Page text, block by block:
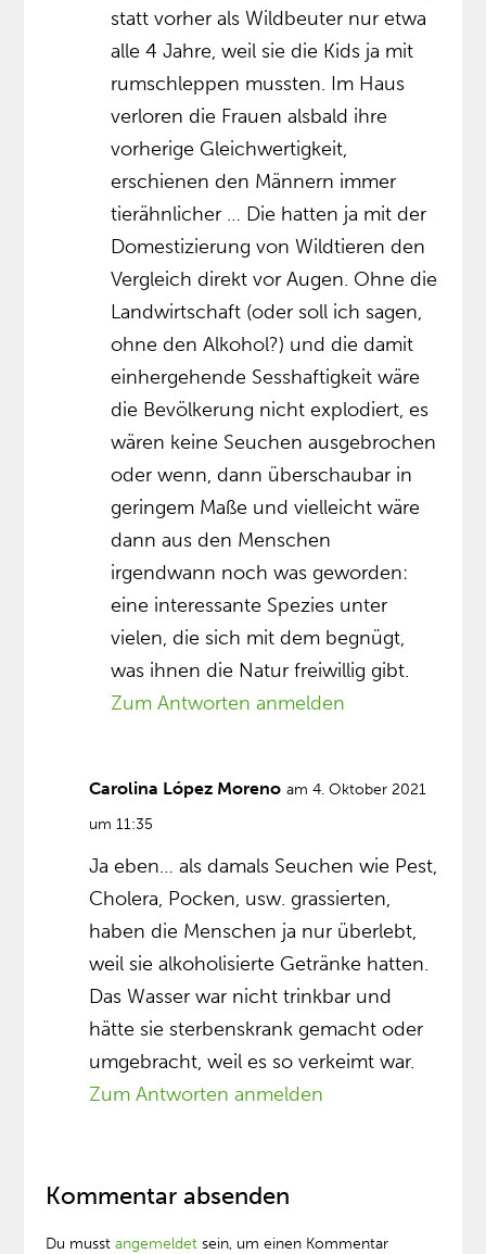
statt vorher als Wildbeuter nur etwa
alle 4 Jahre, weil sie die Kids ja mit
rumschleppen mussten. Im Haus
verloren die Frauen alsbald ihre
vorherige Gleichwertigkeit,
erschienen den Männern immer
tierähnlicher … Die hatten ja mit der
Domestizierung von Wildtieren den
Vergleich direkt vor Augen. Ohne die
Landwirtschaft (oder soll ich sagen,
ohne den Alkohol?) und die damit
einhergehende Sesshaftigkeit wäre
die Bevölkerung nicht explodiert, es
wären keine Seuchen ausgebrochen
oder wenn, dann überschaubar in
geringem Maße und vielleicht wäre
dann aus den Menschen
irgendwann noch was geworden:
eine interessante Spezies unter
vielen, die sich mit dem begnügt,
was ihnen die Natur freiwillig gibt.
Zum Antworten anmelden
Carolina López Moreno am 4. Oktober 2021
um 11:35
Ja eben… als damals Seuchen wie Pest,
Cholera, Pocken, usw. grassierten,
haben die Menschen ja nur überlebt,
weil sie alkoholisierte Getränke hatten.
Das Wasser war nicht trinkbar und
hätte sie sterbenskrank gemacht oder
umgebracht, weil es so verkeimt war.
Zum Antworten anmelden
Kommentar absenden
Du musstangemeldet sein, um einen Kommentar